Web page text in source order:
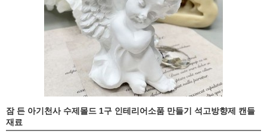
잠 든 아기천사 수제몰드 1구 인테리어소품 만들기 석고방향제 캔들
재료